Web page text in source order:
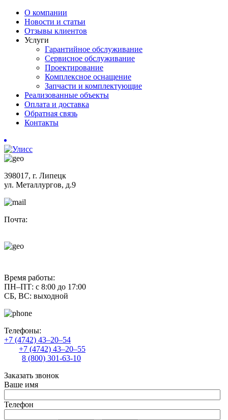
О компании
Новости и статьи
Отзывы клиентов
Услуги
Гарантийное обслуживание
Сервисное обслуживание
Проектирование
Комплексное оснащение
Запчасти и комплектующие
Реализованные объекты
Оплата и доставка
Обратная связь
Контакты
398017, г. Липецк
ул. Металлургов, д.9
Почта:
Время работы:
ПН–ПТ: с 8:00 до 17:00
СБ, ВС: выходной
Телефоны:
+7 (4742) 43–20–54
+7 (4742) 43–20–55
8 (800) 301-63-10
Заказать звонок
Ваше имя
Телефон